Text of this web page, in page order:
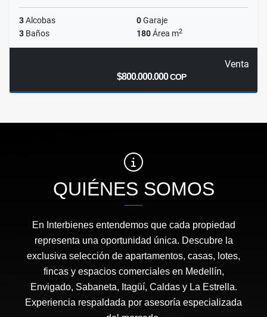
3Alcobas 0Garaje
3 Baños 180Área m2
Venta
$800.000.000COP
QUIÉNES SOMOS
En Interbienes entendemos que cada propiedad
representa una oportunidad única. Descubre la
exclusiva selección de apartamentos, casas, lotes,
fincas y espacios comerciales en Medellín,
Envigado, Sabaneta, Itagüí, Caldas y La Estrella.
Experiencia respaldada por asesoría especializada